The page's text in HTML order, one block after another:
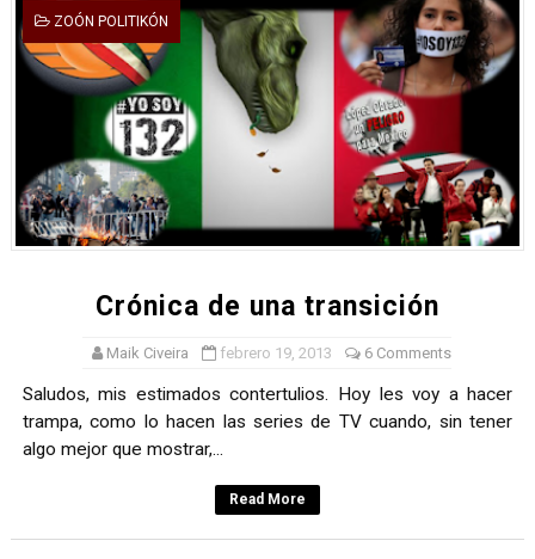
Mario: La epopeya del fontanero - Parte II
Mario: La epopeya del fontanero - Parte I
Pequeña Filmoteca Antifascista
Que no nos aplaste el Talón de Hierro
Pokémon: La película existencialista
ZOÓN POLITIKÓN
Crónica de una transición
Maik Civeira febrero 19, 2013 6 Comments
Saludos, mis estimados contertulios. Hoy les voy a hacer
trampa, como lo hacen las series de TV cuando, sin tener
algo mejor que mostrar,...
Read More